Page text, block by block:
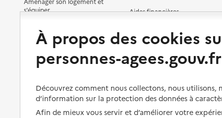
Service ADMR
29 avenue De La Garenne Verte
19100-Brive-la-Gaillarde
05 55 17 63 90
Contact
Rapport HAS
s'équiper
Préserver son autonomie et sa
santé
Organiser à l'avance sa propre
protection
Les obligations de la famille
Aides financières
Vivre à domicile avec une
Être hospitalisé
Fin de vie à domicile
À propos des cookies
personnes-agees.gouv.fr
Découvrez comment nous collectons, nous
d’information sur la protection des données à
Afin de mieux vous servir et d’améliorer votre